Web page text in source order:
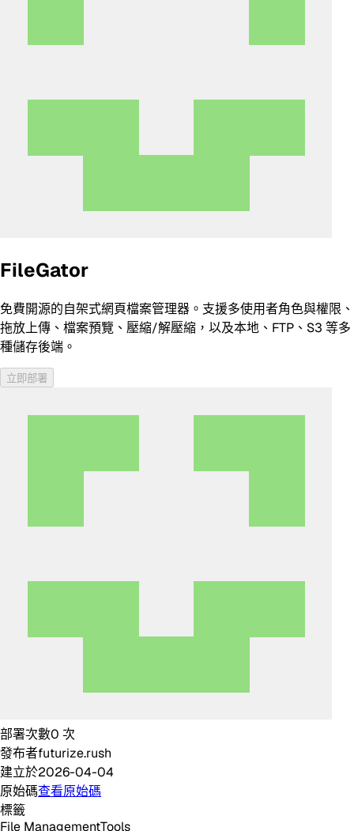
FileGator
免費開源的自架式網頁檔案管理器。支援多使用者角色與權限、
拖放上傳、檔案預覽、壓縮/解壓縮，以及本地、FTP、S3 等多
種儲存後端。
立即部署
部署次數0 次
發布者futurize.rush
建立於2026-04-04
原始碼查看原始碼
標籤
File ManagementTools